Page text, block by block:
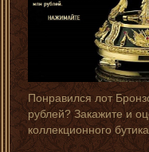
Понравился лот
рублей? Закажите и
коллекционного